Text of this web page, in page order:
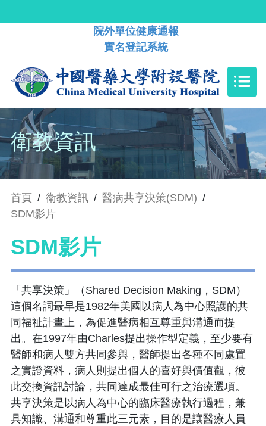
院外單位健康通報
實名登記系統
衛教資訊
首頁 / 衛教資訊 / 醫病共享決策(SDM) /
SDM影片
SDM影片
「共享決策」（Shared Decision Making，SDM）
這個名詞最早是1982年美國以病人為中心照護的共
同福祉計畫上，為促進醫病相互尊重與溝通而提
出。在1997年由Charles提出操作型定義，至少要有
醫師和病人雙方共同參與，醫師提出各種不同處置
之實證資料，病人則提出個人的喜好與價值觀，彼
此交換資訊討論，共同達成最佳可行之治療選項。
共享決策是以病人為中心的臨床醫療執行過程，兼
具知識、溝通和尊重此三元素，目的是讓醫療人員